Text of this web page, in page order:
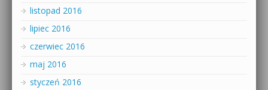
listopad 2016
lipiec 2016
czerwiec 2016
maj 2016
styczeń 2016